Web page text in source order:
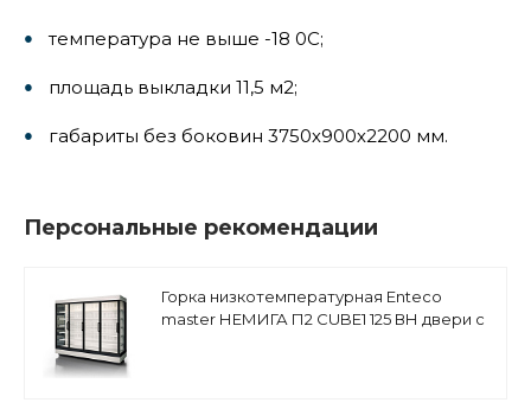
температура не выше -18 0С;
площадь выкладки 11,5 м2;
габариты без боковин 3750х900х2200 мм.
Персональные рекомендации
Горка низкотемпературная Enteco
master НЕМИГА П2 CUBE1 125 ВН двери с